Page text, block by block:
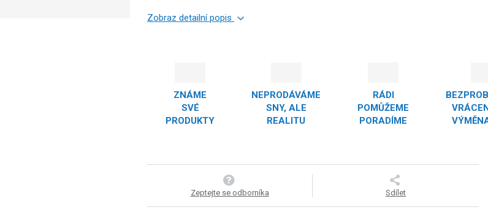
Zobraz detailní popis
ZNÁME
SVÉ
PRODUKTY
NEPRODÁVÁME
SNY, ALE
REALITU
RÁDI
POMŮŽEME
PORADÍME
Zeptejte se odborníka Sdílet